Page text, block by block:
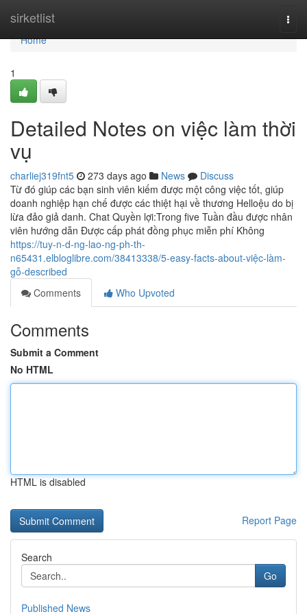
sirketlist
Home
Home
1
Detailed Notes on việc làm thời
vụ
charliej319fnt5 273 days ago News
Discuss
Từ đó giúp các bạn sinh viên kiếm được một công việc tốt, giúp
doanh nghiệp hạn chế được các thiệt hại về thương Helloệu do bị
lừa đảo giả danh. Chat Quyền lợi:Trong five Tuần đầu được nhân
viên hướng dẫn Được cấp phát đồng phục miễn phí Không
https://tuy-n-d-ng-lao-ng-ph-th-
n65431.elbloglibre.com/38413338/5-easy-facts-about-việc-làm-
gỗ-described
Comments
Who Upvoted
Comments
Submit a Comment
No HTML
HTML is disabled
Report Page
Search
Go
Published News